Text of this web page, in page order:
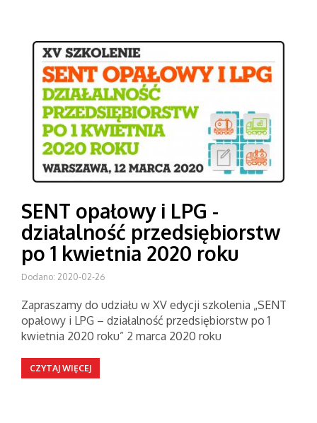
SENT opałowy i LPG -
działalność przedsiębiorstw
po 1 kwietnia 2020 roku
Dodano: 2020-02-26
Zapraszamy do udziału w XV edycji szkolenia „SENT
opałowy i LPG – działalność przedsiębiorstw po 1
kwietnia 2020 roku” 2 marca 2020 roku
CZYTAJ WIĘCEJ